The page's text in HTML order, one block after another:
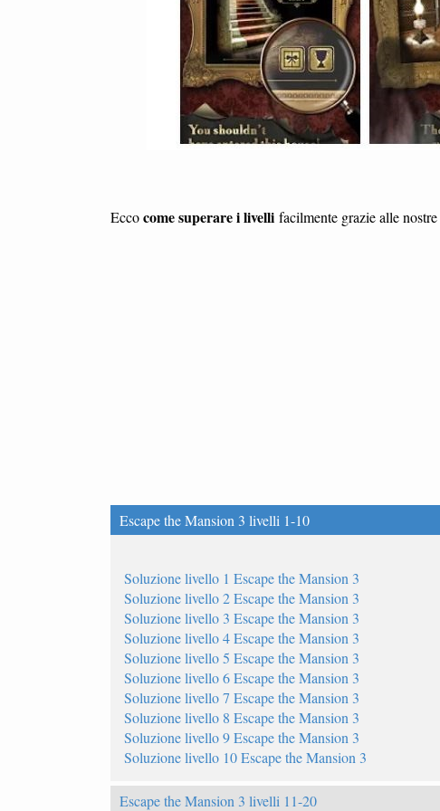
Eccocome superare i livelli facilmente grazie alle nostre
Escape the Mansion 3 livelli 1-10
Soluzione livello 1 Escape the Mansion 3
Soluzione livello 2 Escape the Mansion 3
Soluzione livello 3 Escape the Mansion 3
Soluzione livello 4 Escape the Mansion 3
Soluzione livello 5 Escape the Mansion 3
Soluzione livello 6 Escape the Mansion 3
Soluzione livello 7 Escape the Mansion 3
Soluzione livello 8 Escape the Mansion 3
Soluzione livello 9 Escape the Mansion 3
Soluzione livello 10 Escape the Mansion 3
Escape the Mansion 3 livelli 11-20